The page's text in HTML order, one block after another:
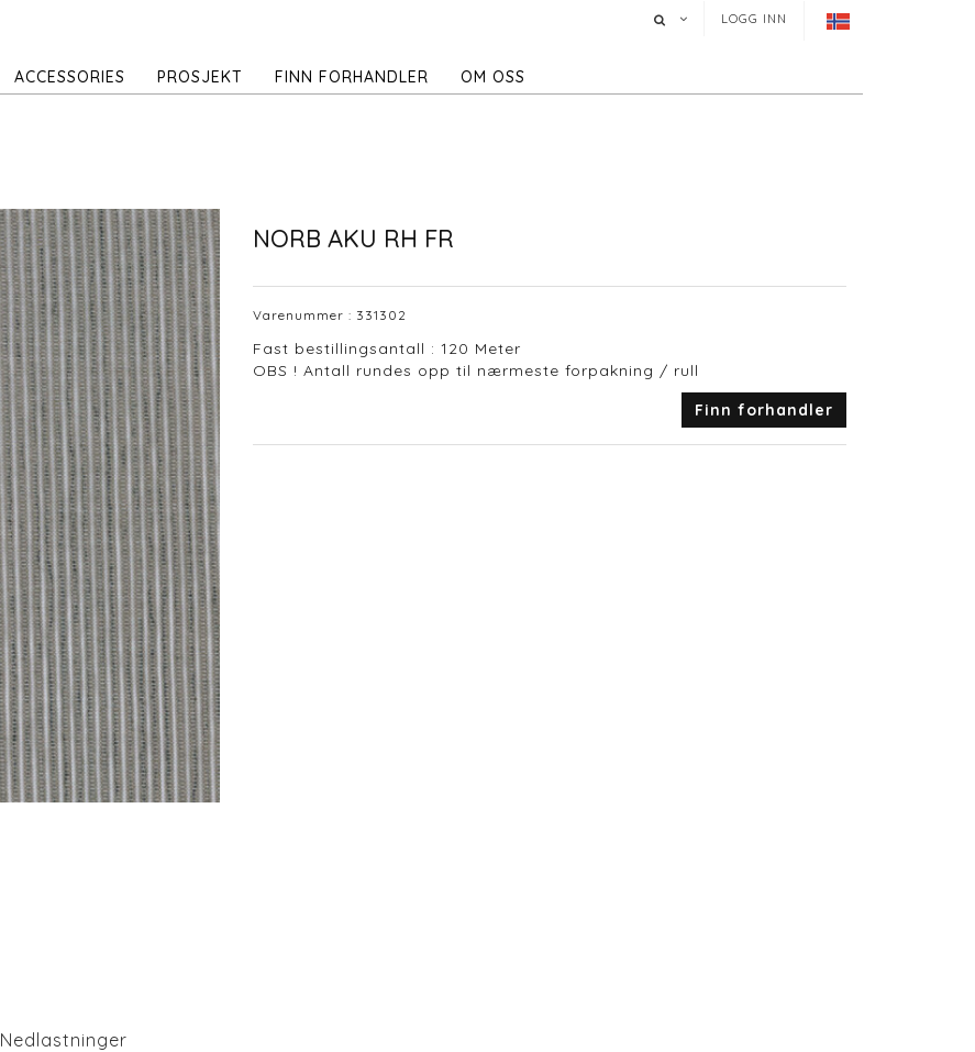
LOGG INN
ACCESSORIES PROSJEKT FINN FORHANDLER OM OSS
NORB AKU RH FR
Varenummer : 331302
Fast bestillingsantall : 120 Meter
OBS ! Antall rundes opp til nærmeste forpakning / rull
Finn forhandler
Nedlastninger